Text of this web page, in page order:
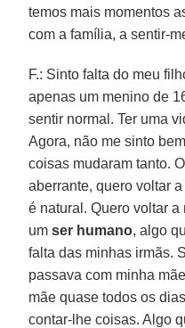
temos mais momentos
com a família, a sentir-
F.: Sinto falta do meu
apenas um menino de
sentir normal. Ter uma
Agora, não me sinto
coisas mudaram tanto.
aberrante, quero voltar
é natural. Quero voltar
umser humano, algo
falta das minhas irmãs.
passava com minha
mãe quase todos os
contar-lhe coisas. Algo